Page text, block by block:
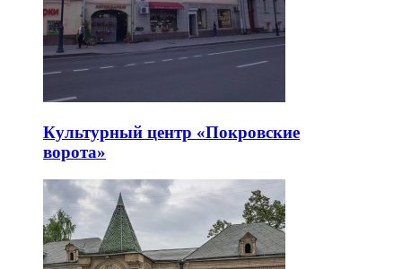
Культурный центр «Покровские
ворота»